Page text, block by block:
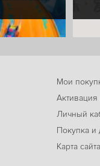
Мои
Активация
Личный
Покупка и
Карта сайта